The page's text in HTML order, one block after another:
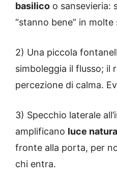
basilico o sansevieria:
“stanno bene” in molte
2) Una piccola
simboleggia il flusso; il
percezione di calma.
3) Specchio laterale
amplificano luce
fronte alla porta, per
chi entra.